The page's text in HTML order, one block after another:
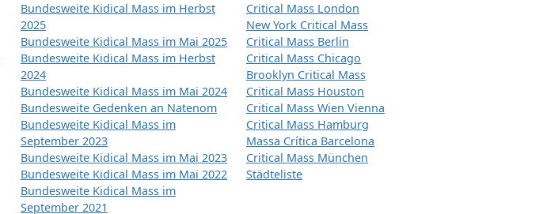
Bundesweite Kidical Mass im Herbst
2025
Bundesweite Kidical Mass im Mai 2025
Bundesweite Kidical Mass im Herbst
2024
Bundesweite Kidical Mass im Mai 2024
Bundesweite Gedenken an Natenom
Bundesweite Kidical Mass im
September 2023
Bundesweite Kidical Mass im Mai 2023
Bundesweite Kidical Mass im Mai 2022
Bundesweite Kidical Mass im
September 2021
Critical Mass London
New York Critical Mass
Critical Mass Berlin
Critical Mass Chicago
Brooklyn Critical Mass
Critical Mass Houston
Critical Mass Wien Vienna
Critical Mass Hamburg
Massa Crítica Barcelona
Critical Mass München
Städteliste